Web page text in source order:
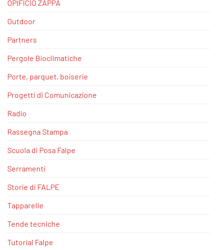
OPIFICIO ZAPPA
Outdoor
Partners
Pergole Bioclimatiche
Porte, parquet, boiserie
Progetti di Comunicazione
Radio
Rassegna Stampa
Scuola di Posa Falpe
Serramenti
Storie di FALPE
Tapparelle
Tende tecniche
Tutorial Falpe